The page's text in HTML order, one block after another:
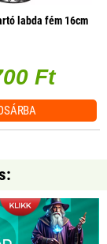
labda fém 16cm
Ft